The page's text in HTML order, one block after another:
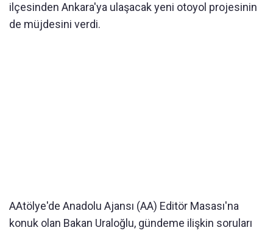
ilçesinden Ankara'ya ulaşacak yeni otoyol projesinin
de müjdesini verdi.
AAtölye'de Anadolu Ajansı (AA) Editör Masası'na
konuk olan Bakan Uraloğlu, gündeme ilişkin soruları